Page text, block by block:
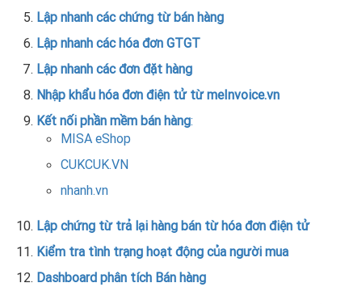
Lập nhanh các chứng từ bán hàng
Lập nhanh các hóa đơn GTGT
Lập nhanh các đơn đặt hàng
Nhập khẩu hóa đơn điện tử từ meInvoice.vn
Kết nối phần mềm bán hàng:
MISA eShop
CUKCUK.VN
nhanh.vn
Lập chứng từ trả lại hàng bán từ hóa đơn điện tử
Kiểm tra tình trạng hoạt động của người mua
Dashboard phân tích Bán hàng